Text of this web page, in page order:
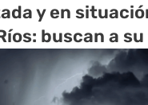
y en
buscan a